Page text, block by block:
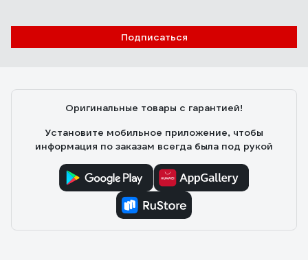
Подписаться
Оригинальные товары с гарантией!
Установите мобильное приложение, чтобы
информация по заказам всегда была под рукой